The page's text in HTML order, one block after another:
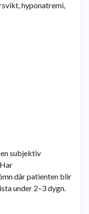
hyponatremi,
subjektiv
där patienten blir
under 2–3 dygn.